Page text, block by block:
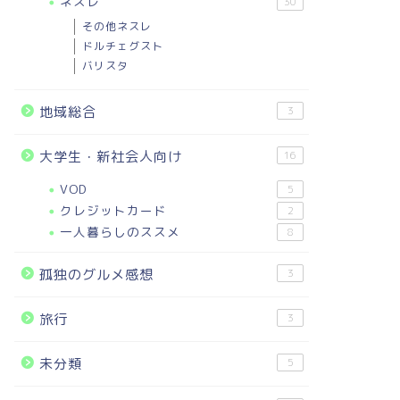
その他ネスレ
ドルチェグスト
バリスタ
地域総合 3
大学生・新社会人向け 16
VOD 5
クレジットカード 2
一人暮らしのススメ 8
孤独のグルメ感想 3
旅行 3
未分類 5